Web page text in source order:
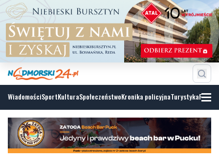
WiadomościSportKulturaSpołeczeństwoKronika policyjnaTurystyka